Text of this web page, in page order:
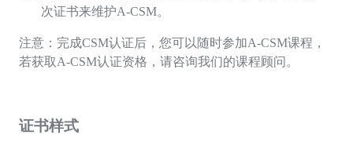
次证书来维护A-CSM。
注意：完成CSM认证后，您可以随时参加A-CSM课程，
若获取A-CSM认证资格，请咨询我们的课程顾问。
证书样式